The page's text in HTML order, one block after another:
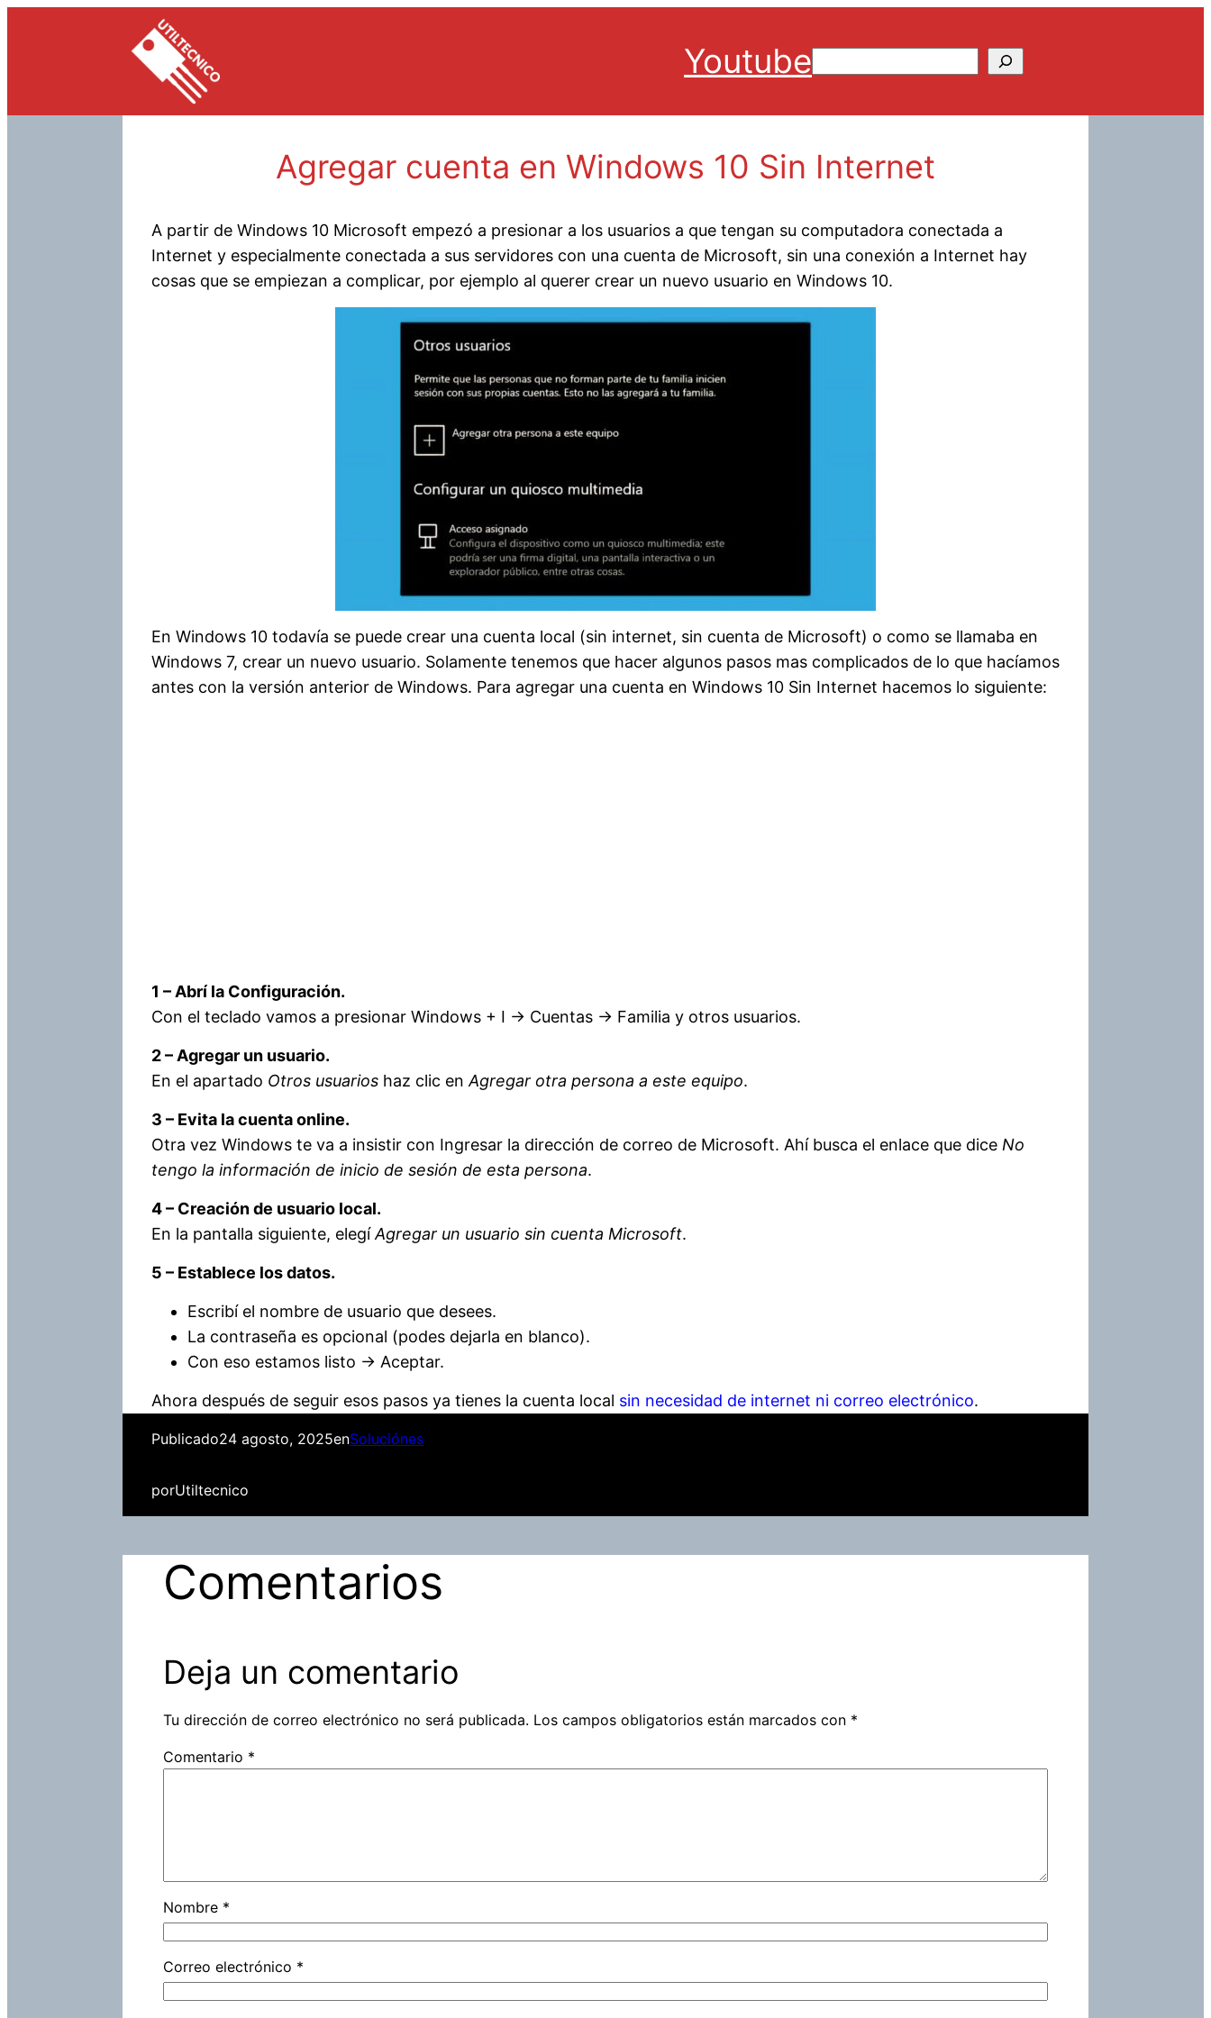
YoutubeBuscar
Agregar cuenta en Windows 10 Sin Internet
A partir de Windows 10 Microsoft empezó a presionar a los usuarios a que tengan su computadora conectada a
Internet y especialmente conectada a sus servidores con una cuenta de Microsoft, sin una conexión a Internet hay
cosas que se empiezan a complicar, por ejemplo al querer crear un nuevo usuario en Windows 10.
En Windows 10 todavía se puede crear una cuenta local (sin internet, sin cuenta de Microsoft) o como se llamaba en
Windows 7, crear un nuevo usuario. Solamente tenemos que hacer algunos pasos mas complicados de lo que hacíamos
antes con la versión anterior de Windows. Para agregar una cuenta en Windows 10 Sin Internet hacemos lo siguiente:
1 – Abrí la Configuración.
Con el teclado vamos a presionar Windows + I → Cuentas → Familia y otros usuarios.
2 – Agregar un usuario.
En el apartado Otros usuarios haz clic en Agregar otra persona a este equipo.
3 – Evita la cuenta online.
Otra vez Windows te va a insistir con Ingresar la dirección de correo de Microsoft. Ahí busca el enlace que dice No
tengo la información de inicio de sesión de esta persona.
4 – Creación de usuario local.
En la pantalla siguiente, elegíAgregar un usuario sin cuenta Microsoft.
5 – Establece los datos.
Escribí el nombre de usuario que desees.
La contraseña es opcional (podes dejarla en blanco).
Con eso estamos listo → Aceptar.
Ahora después de seguir esos pasos ya tienes la cuenta local sin necesidad de internet ni correo electrónico.
Publicado24 agosto, 2025enSoluciónes
porUtiltecnico
Comentarios
Deja un comentario
Tu dirección de correo electrónico no será publicada. Los campos obligatorios están marcados con *
Comentario *
Nombre *
Correo electrónico *